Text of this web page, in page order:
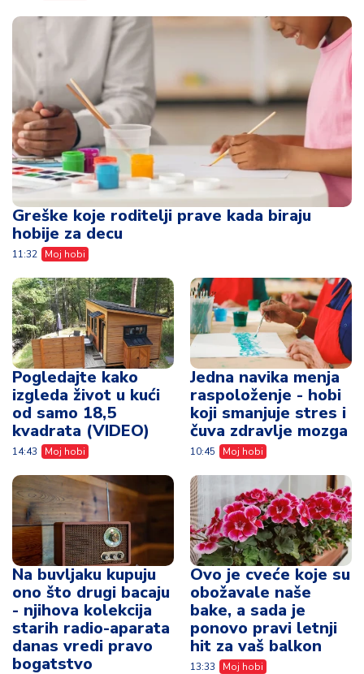
Greške koje roditelji prave kada biraju
hobije za decu
11:32 Moj hobi
Pogledajte kako
izgleda život u kući
od samo 18,5
kvadrata (VIDEO)
14:43 Moj hobi
Jedna navika menja
raspoloženje - hobi
koji smanjuje stres i
čuva zdravlje mozga
10:45 Moj hobi
Na buvljaku kupuju
ono što drugi bacaju
- njihova kolekcija
starih radio-aparata
danas vredi pravo
bogatstvo
Ovo je cveće koje su
obožavale naše
bake, a sada je
ponovo pravi letnji
hit za vaš balkon
13:33 Moj hobi